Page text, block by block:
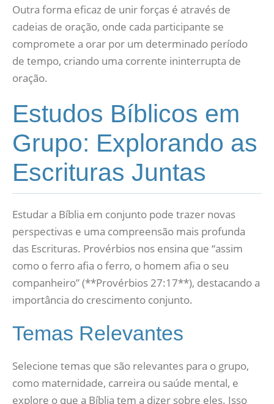
Outra forma eficaz de unir forças é através de
cadeias de oração, onde cada participante se
compromete a orar por um determinado período
de tempo, criando uma corrente ininterrupta de
oração.
Estudos Bíblicos em
Grupo: Explorando as
Escrituras Juntas
Estudar a Bíblia em conjunto pode trazer novas
perspectivas e uma compreensão mais profunda
das Escrituras. Provérbios nos ensina que “assim
como o ferro afia o ferro, o homem afia o seu
companheiro” (**Provérbios 27:17**), destacando a
importância do crescimento conjunto.
Temas Relevantes
Selecione temas que são relevantes para o grupo,
como maternidade, carreira ou saúde mental, e
explore o que a Bíblia tem a dizer sobre eles. Isso